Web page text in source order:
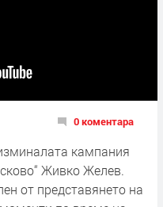
0 коментара
кампания
Живко Желев.
от представянето на